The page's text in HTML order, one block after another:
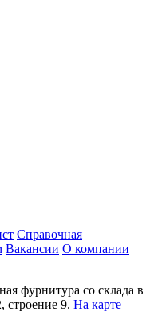
Справочная
Вакансии О компании
фурнитура со склада в
строение 9. На карте